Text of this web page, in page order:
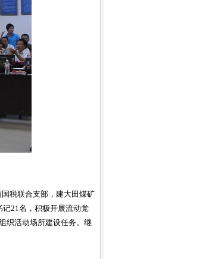
税联合支部，建大田煤矿
记21名，积极开展流动党
织活动场所建设任务。继